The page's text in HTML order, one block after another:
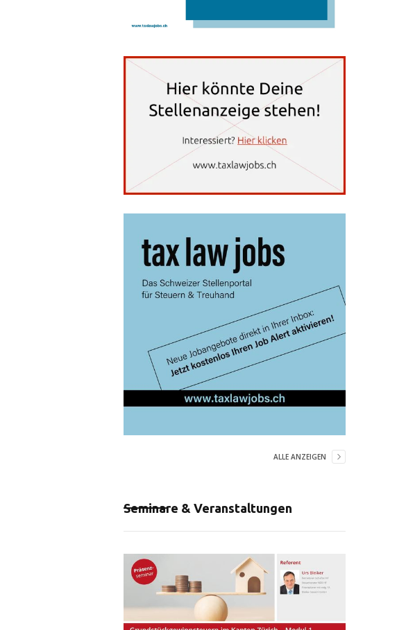
ALLE ANZEIGEN
Seminare & Veranstaltungen